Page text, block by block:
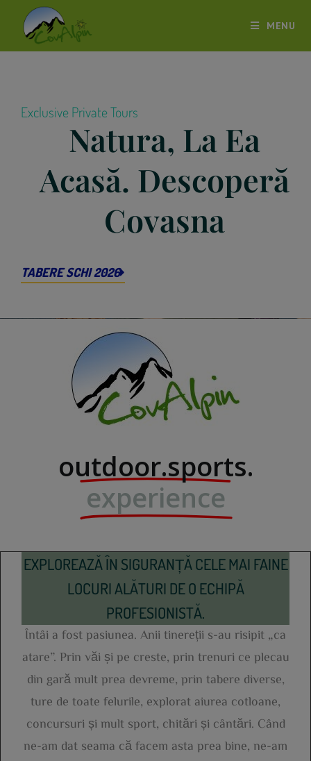
MENU
Exclusive Private Tours
Natura, La Ea
Acasă. Descoperă
Covasna
TABERE SCHI 2026
outdoor.sports.
experience
EXPLOREAZĂ ÎN SIGURANȚĂ CELE MAI FAINE
LOCURI ALĂTURI DE O ECHIPĂ
PROFESIONISTĂ.
Întâi a fost pasiunea. Anii tinereții s-au risipit „ca
atare”. Prin văi și pe creste, prin trenuri ce plecau
din gară mult prea devreme, prin tabere diverse,
ture de toate felurile, explorat aiurea cotloane,
concursuri și mult sport, chitări și cântări. Când
ne-am dat seama că facem asta prea bine, ne-am